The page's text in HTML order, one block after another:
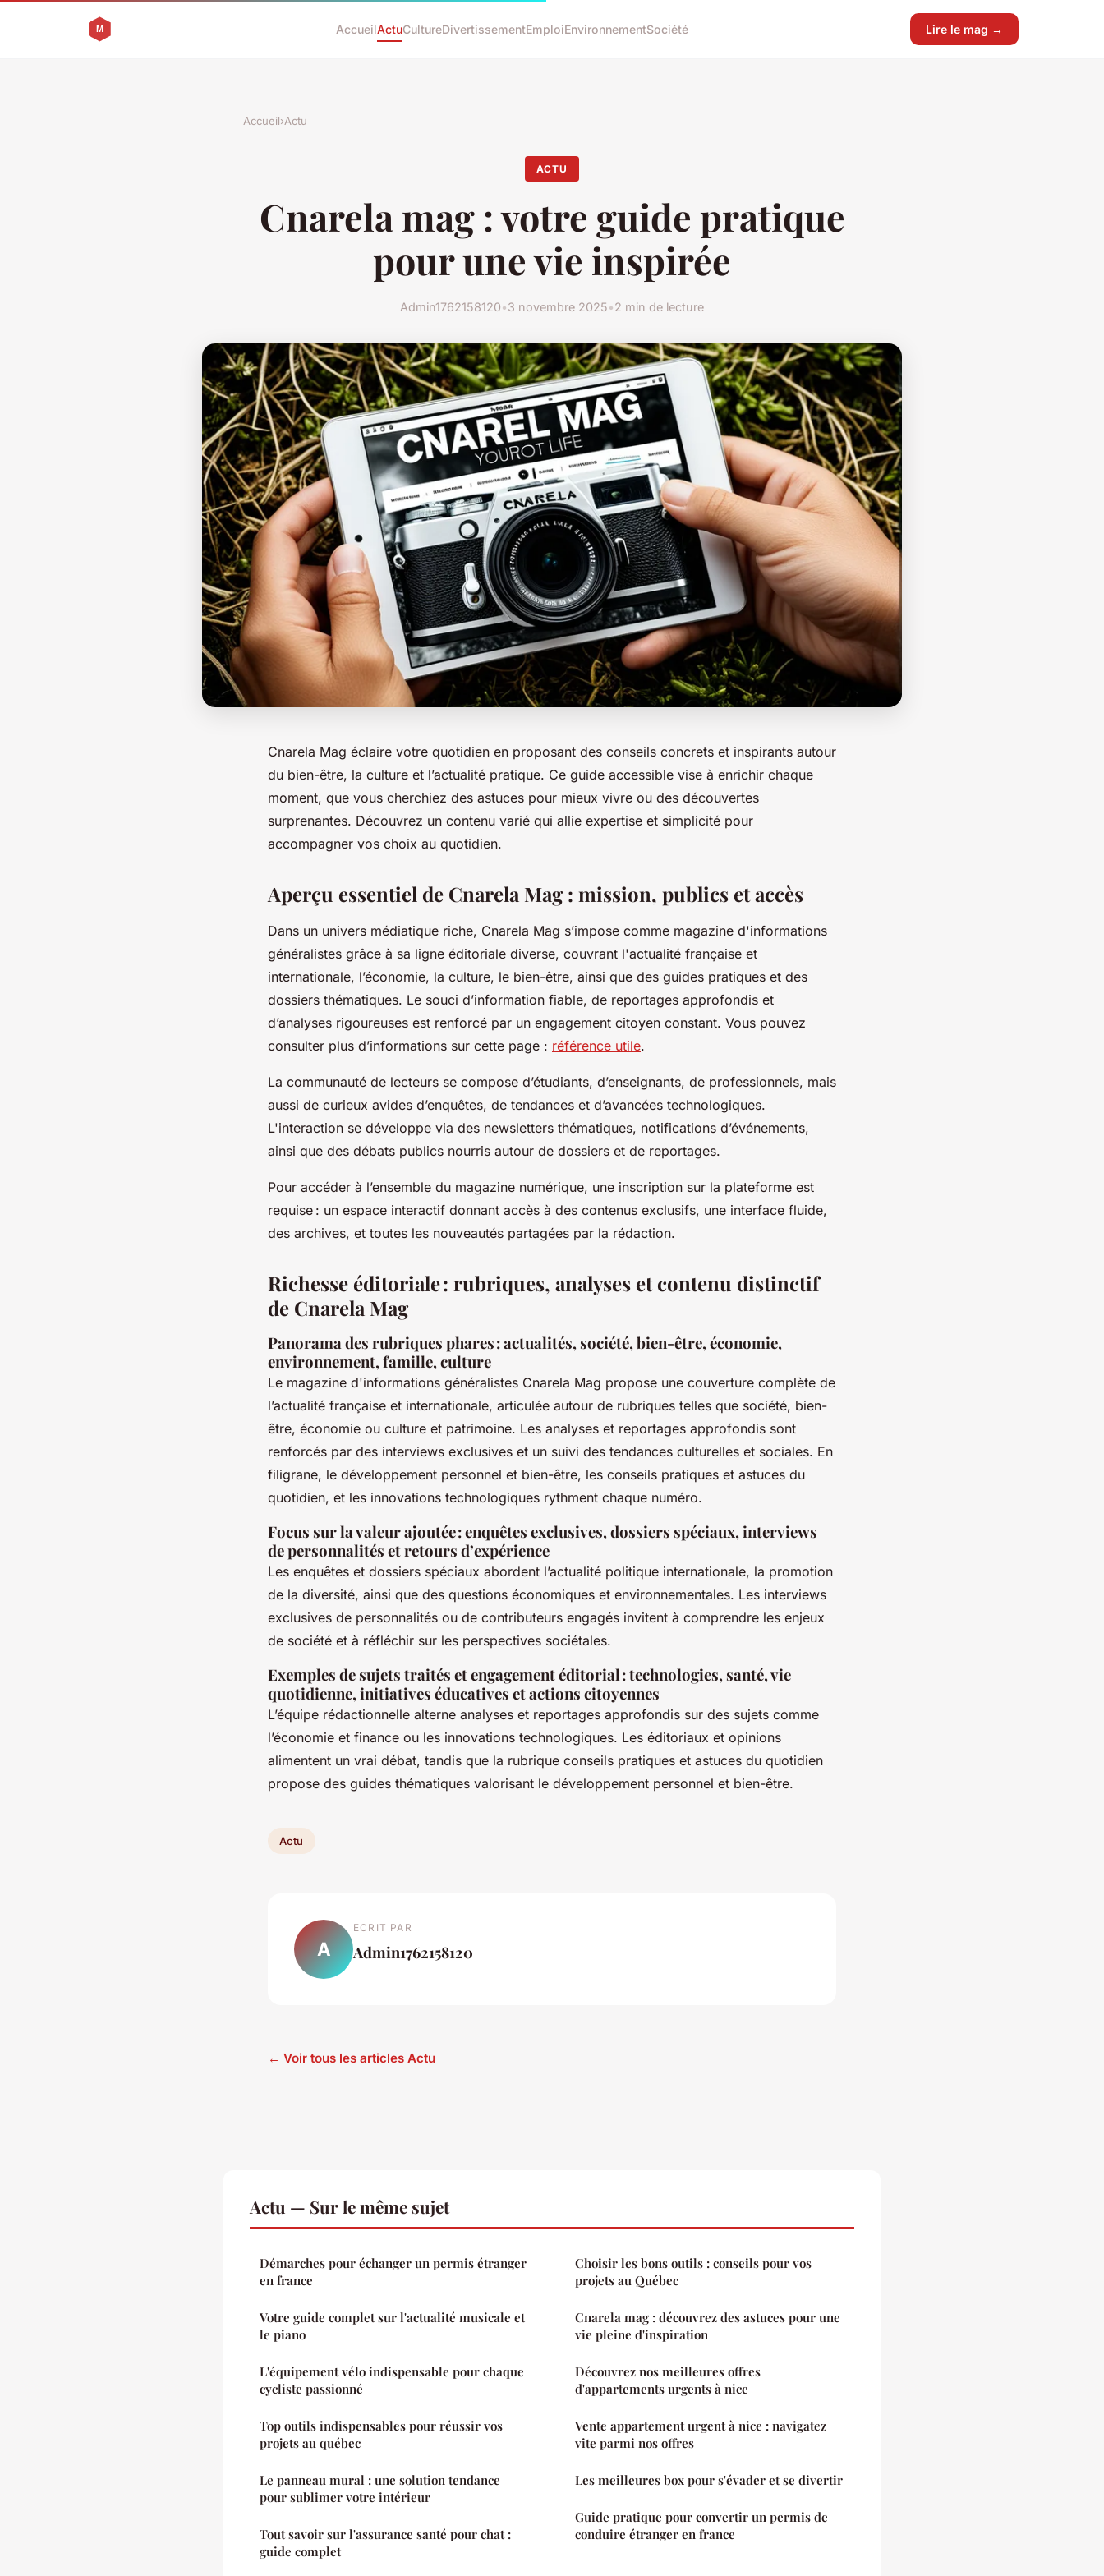
AccueilActuCultureDivertissementEmploiEnvironnementSociété Lire le mag →
Accueil›Actu
ACTU
Cnarela mag : votre guide pratique
pour une vie inspirée
Admin1762158120•3 novembre 2025•2 min de lecture
Cnarela Mag éclaire votre quotidien en proposant des conseils concrets et inspirants autour
du bien-être, la culture et l’actualité pratique. Ce guide accessible vise à enrichir chaque
moment, que vous cherchiez des astuces pour mieux vivre ou des découvertes
surprenantes. Découvrez un contenu varié qui allie expertise et simplicité pour
accompagner vos choix au quotidien.
Aperçu essentiel de Cnarela Mag : mission, publics et accès
Dans un univers médiatique riche, Cnarela Mag s’impose comme magazine d'informations
généralistes grâce à sa ligne éditoriale diverse, couvrant l'actualité française et
internationale, l’économie, la culture, le bien-être, ainsi que des guides pratiques et des
dossiers thématiques. Le souci d’information fiable, de reportages approfondis et
d’analyses rigoureuses est renforcé par un engagement citoyen constant. Vous pouvez
consulter plus d’informations sur cette page : référence utile.
La communauté de lecteurs se compose d’étudiants, d’enseignants, de professionnels, mais
aussi de curieux avides d’enquêtes, de tendances et d’avancées technologiques.
L'interaction se développe via des newsletters thématiques, notifications d’événements,
ainsi que des débats publics nourris autour de dossiers et de reportages.
Pour accéder à l’ensemble du magazine numérique, une inscription sur la plateforme est
requise : un espace interactif donnant accès à des contenus exclusifs, une interface fluide,
des archives, et toutes les nouveautés partagées par la rédaction.
Richesse éditoriale : rubriques, analyses et contenu distinctif
de Cnarela Mag
Panorama des rubriques phares : actualités, société, bien-être, économie,
environnement, famille, culture
Le magazine d'informations généralistes Cnarela Mag propose une couverture complète de
l’actualité française et internationale, articulée autour de rubriques telles que société, bien-
être, économie ou culture et patrimoine. Les analyses et reportages approfondis sont
renforcés par des interviews exclusives et un suivi des tendances culturelles et sociales. En
filigrane, le développement personnel et bien-être, les conseils pratiques et astuces du
quotidien, et les innovations technologiques rythment chaque numéro.
Focus sur la valeur ajoutée : enquêtes exclusives, dossiers spéciaux, interviews
de personnalités et retours d’expérience
Les enquêtes et dossiers spéciaux abordent l’actualité politique internationale, la promotion
de la diversité, ainsi que des questions économiques et environnementales. Les interviews
exclusives de personnalités ou de contributeurs engagés invitent à comprendre les enjeux
de société et à réfléchir sur les perspectives sociétales.
Exemples de sujets traités et engagement éditorial : technologies, santé, vie
quotidienne, initiatives éducatives et actions citoyennes
L’équipe rédactionnelle alterne analyses et reportages approfondis sur des sujets comme
l’économie et finance ou les innovations technologiques. Les éditoriaux et opinions
alimentent un vrai débat, tandis que la rubrique conseils pratiques et astuces du quotidien
propose des guides thématiques valorisant le développement personnel et bien-être.
Actu
A
ECRIT PAR
Admin1762158120
← Voir tous les articles Actu
Actu — Sur le même sujet
Démarches pour échanger un permis étranger
en france
Votre guide complet sur l'actualité musicale et
le piano
L'équipement vélo indispensable pour chaque
cycliste passionné
Top outils indispensables pour réussir vos
projets au québec
Le panneau mural : une solution tendance
pour sublimer votre intérieur
Tout savoir sur l'assurance santé pour chat :
guide complet
Choisir les bons outils : conseils pour vos
projets au Québec
Cnarela mag : découvrez des astuces pour une
vie pleine d'inspiration
Découvrez nos meilleures offres
d'appartements urgents à nice
Vente appartement urgent à nice : navigatez
vite parmi nos offres
Les meilleures box pour s'évader et se divertir
Guide pratique pour convertir un permis de
conduire étranger en france